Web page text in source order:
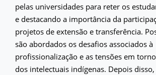
pelas universidades para reter os
e destacando a importância da
projetos de extensão e transferência.
são abordados os desafios associados à
profissionalização e as tensões em
dos intelectuais indígenas. Depois disso,